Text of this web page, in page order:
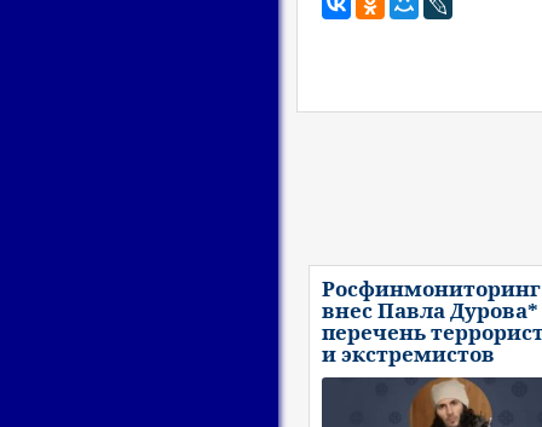
Росфинмониторинг
внес Павла
перечень
и экстремистов